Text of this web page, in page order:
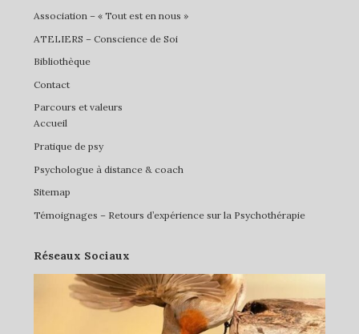
Association – « Tout est en nous »
ATELIERS – Conscience de Soi
Bibliothèque
Contact
Parcours et valeurs
Accueil
Pratique de psy
Psychologue à distance & coach
Sitemap
Témoignages – Retours d’expérience sur la Psychothérapie
Réseaux Sociaux